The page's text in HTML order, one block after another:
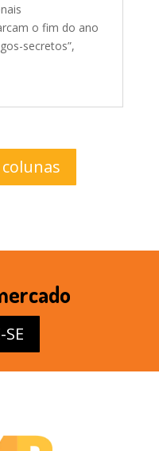
o fim do ano
secretos”,
SE